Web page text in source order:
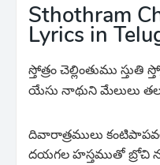
Sthothram
Lyrics in
స్తోత్రం చెల్లింతుము స్తుతి
యేసు నాథుని మేలులు
దివారాత్రములు
దయగల హస్తముతో బ్రోచి